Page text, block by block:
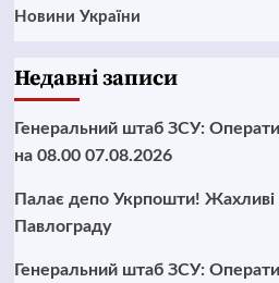
Новини України
Недавні записи
Генеральний штаб ЗСУ:
на 08.00 07.08.2026
Палає депо Укрпошти! Жахливі
Павлограду
Генеральний штаб ЗСУ: